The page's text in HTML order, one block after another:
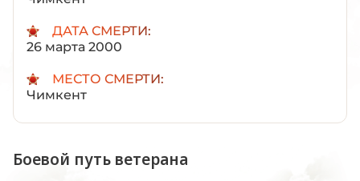
ДАТА СМЕРТИ:
26 марта 2000
МЕСТО СМЕРТИ:
Чимкент
Боевой путь ветерана